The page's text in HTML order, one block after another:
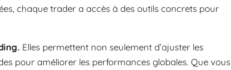
chaque trader a accès à des outils concrets pour
Elles permettent non seulement d’ajuster les
pour améliorer les performances globales. Que vous